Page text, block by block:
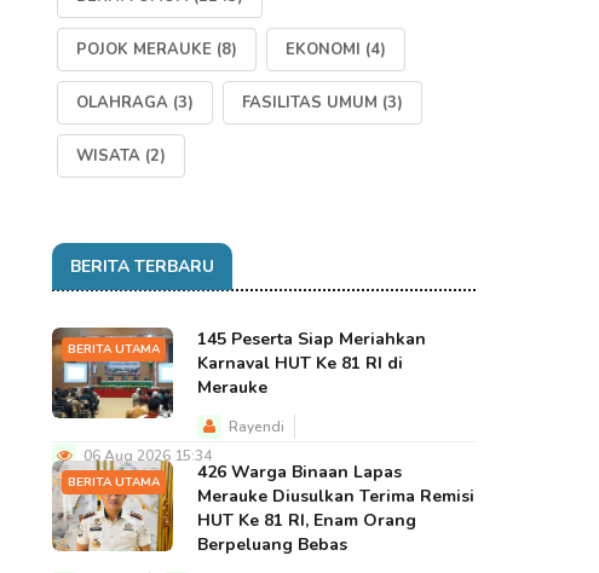
POJOK MERAUKE (8) EKONOMI (4)
OLAHRAGA (3) FASILITAS UMUM (3)
WISATA (2)
BERITA TERBARU
BERITA UTAMA
145 Peserta Siap Meriahkan
Karnaval HUT Ke 81 RI di
Merauke
Rayendi
06 Aug 2026 15:34
BERITA UTAMA
426 Warga Binaan Lapas
Merauke Diusulkan Terima Remisi
HUT Ke 81 RI, Enam Orang
Berpeluang Bebas